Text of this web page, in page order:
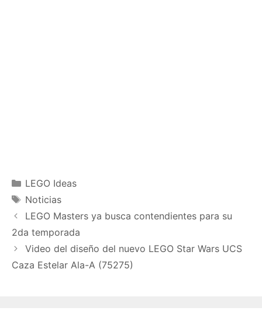
Categories
LEGO Ideas
Tags
Noticias
LEGO Masters ya busca contendientes para su
2da temporada
Video del diseño del nuevo LEGO Star Wars UCS
Caza Estelar Ala-A (75275)